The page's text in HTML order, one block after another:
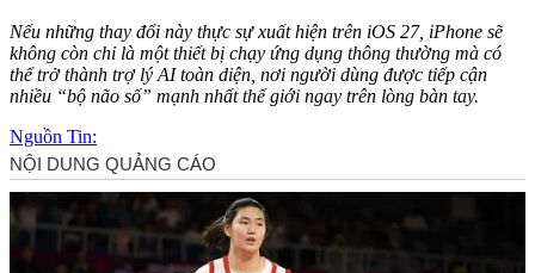
Nếu những thay đổi này thực sự xuất hiện trên iOS 27, iPhone sẽ
không còn chỉ là một thiết bị chạy ứng dụng thông thường mà có
thể trở thành trợ lý AI toàn diện, nơi người dùng được tiếp cận
nhiều “bộ não số” mạnh nhất thế giới ngay trên lòng bàn tay.
Nguồn Tin: